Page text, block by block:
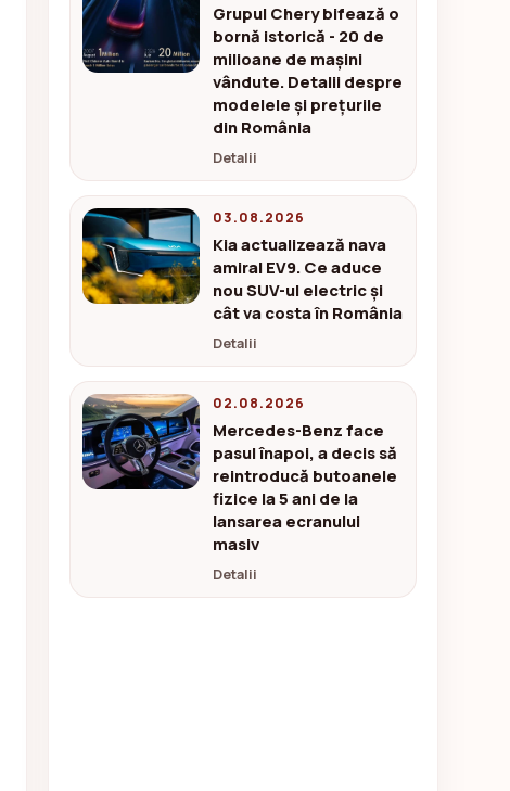
Grupul Chery bifează o
bornă istorică - 20 de
milioane de mașini
vândute. Detalii despre
modelele și prețurile
din România
Detalii
03.08.2026
Kia actualizează nava
amiral EV9. Ce aduce
nou SUV-ul electric și
cât va costa în România
Detalii
02.08.2026
Mercedes-Benz face
pasul înapoi, a decis să
reintroducă butoanele
fizice la 5 ani de la
lansarea ecranului
masiv
Detalii